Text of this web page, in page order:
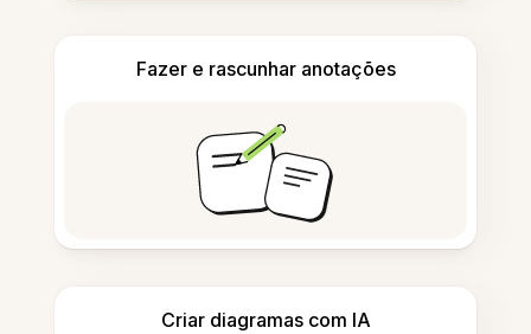
Fazer e rascunhar anotações
Criar diagramas com IA